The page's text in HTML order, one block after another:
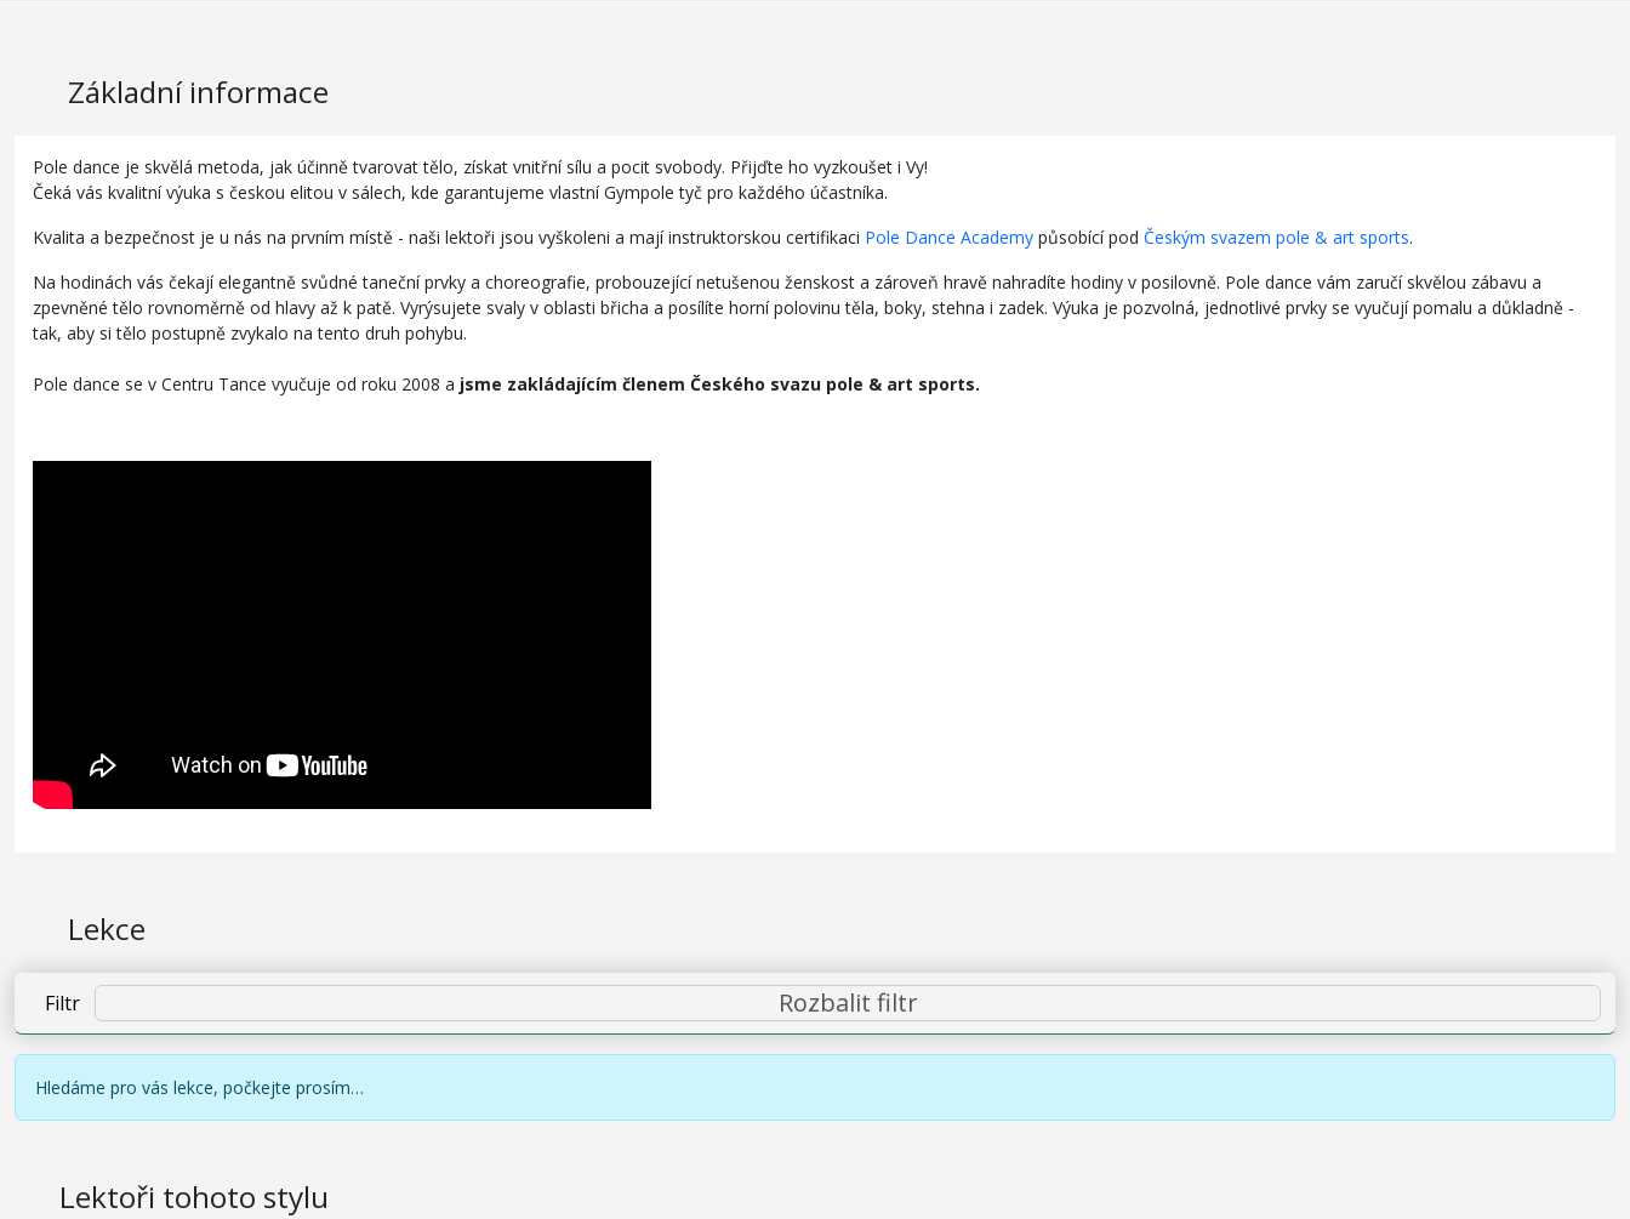
Základní informace
Pole dance je skvělá metoda, jak účinně tvarovat tělo, získat vnitřní sílu a pocit svobody. Přijďte ho vyzkoušet i Vy!
Čeká vás kvalitní výuka s českou elitou v sálech, kde garantujeme vlastní Gympole tyč pro každého účastníka.
Kvalita a bezpečnost je u nás na prvním místě - naši lektoři jsou vyškoleni a mají instruktorskou certifikaci Pole Dance Academy působící pod Českým svazem pole & art sports.
Na hodinách vás čekají elegantně svůdné taneční prvky a choreografie, probouzející netušenou ženskost a zároveň hravě nahradíte hodiny v posilovně. Pole dance vám zaručí skvělou zábavu a
zpevněné tělo rovnoměrně od hlavy až k patě. Vyrýsujete svaly v oblasti břicha a posílíte horní polovinu těla, boky, stehna i zadek. Výuka je pozvolná, jednotlivé prvky se vyučují pomalu a důkladně -
tak, aby si tělo postupně zvykalo na tento druh pohybu.
Pole dance se v Centru Tance vyučuje od roku 2008 a jsme zakládajícím členem Českého svazu pole & art sports.
Lekce
Filtr Rozbalit filtr
Hledáme pro vás lekce, počkejte prosím…
Lektoři tohoto stylu